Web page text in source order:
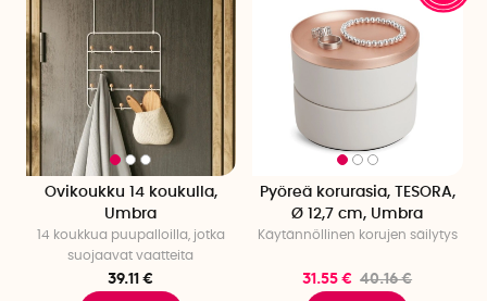
Ovikoukku 14 koukulla,
Umbra
14 koukkua puupalloilla, jotka
suojaavat vaatteita
39.11 €
Pyöreä korurasia, TESORA,
Ø 12,7 cm, Umbra
Käytännöllinen korujen säilytys
31.55 € 40.16 €